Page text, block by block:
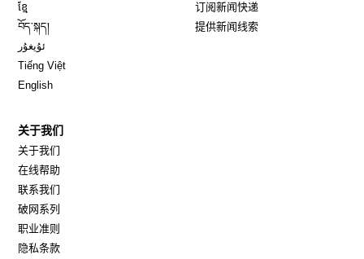
ខ្មែ
བོད་སྐད།
ئۇيغۇر
Tiếng Việt
English
订阅新闻快递
提供新闻线索
关于我们
关于我们
在线帮助
联系我们
破网系列
职业准则
隐私条款